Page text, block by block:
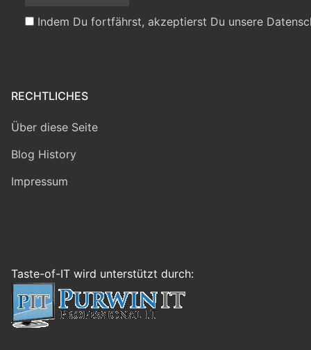
Indem Du fortfährst, akzeptierst Du unsere
RECHTLICHES
Über diese Seite
Blog History
Impressum
Taste-of-IT wird unterstützt durch: